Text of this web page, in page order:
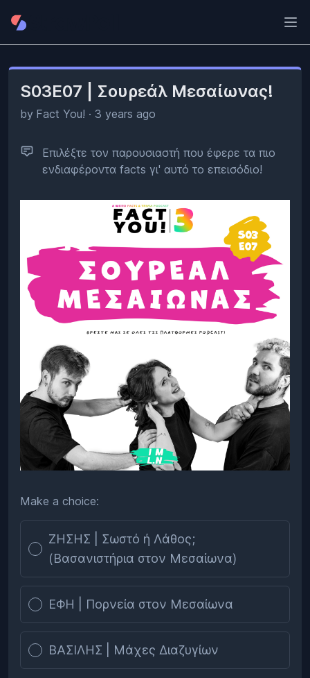
S03E07 | Σουρεάλ Μεσαίωνας!
by Fact You! · 3 years ago
Επιλέξτε τον παρουσιαστή που έφερε τα πιο
ενδιαφέροντα facts γι' αυτό το επεισόδιο!
Make a choice:
Poll options
ΖΗΣΗΣ | Σωστό ή Λάθος;
(Βασανιστήρια στον Μεσαίωνα)
ΕΦΗ | Πορνεία στον Μεσαίωνα
ΒΑΣΙΛΗΣ | Μάχες Διαζυγίων